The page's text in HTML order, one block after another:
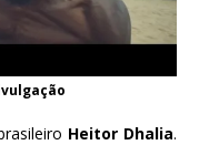
Heitor Dhalia.